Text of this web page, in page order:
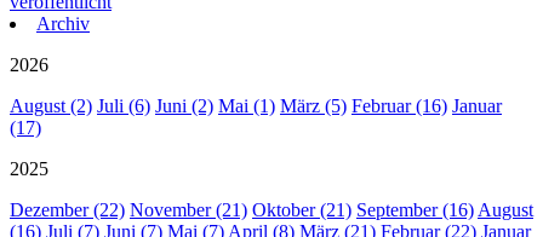
Archiv
2026
August (2) Juli (6) Juni (2) Mai (1) März (5) Februar (16) Januar
(17)
2025
Dezember (22) November (21) Oktober (21) September (16) August
(16) Juli (7) Juni (7) Mai (7) April (8) März (21) Februar (22) Januar